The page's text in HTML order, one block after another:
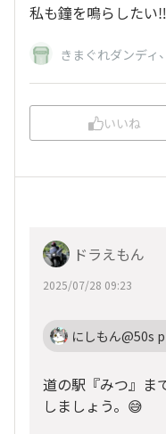
私も鐘を鳴らしたい
きまぐれダンディ 、
いいね
ドラえもん
2025/07/28 09:23
にしもん@50s
道の駅『みつ』ま
しましょう。😅